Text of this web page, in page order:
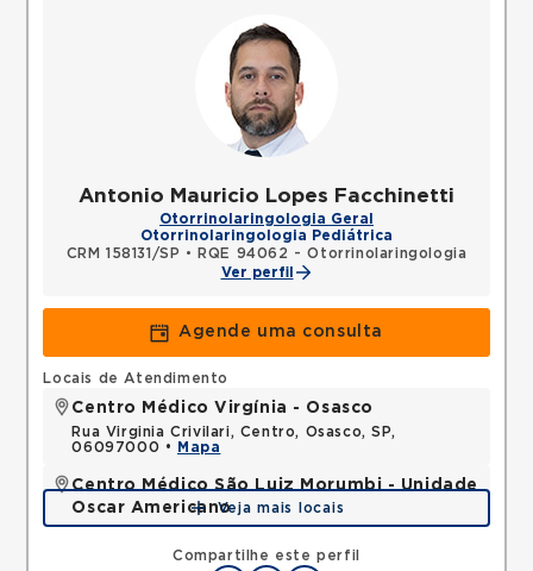
Antonio Mauricio Lopes Facchinetti
Otorrinolaringologia Geral
Otorrinolaringologia Pediátrica
CRM 158131/SP •
RQE 94062 - Otorrinolaringologia
Ver perfil
Agende uma consulta
Compartilhe este perfil
Locais de Atendimento
Centro Médico Virgínia - Osasco
Rua Virginia Crivilari, Centro, Osasco, SP,
06097000 •
Mapa
Centro Médico São Luiz Morumbi - Unidade
Oscar Americano
Rua Engenheiro Oscar Americano, Morumbi, Sao
Paulo, SP, 05673050 •
Mapa
Veja mais locais